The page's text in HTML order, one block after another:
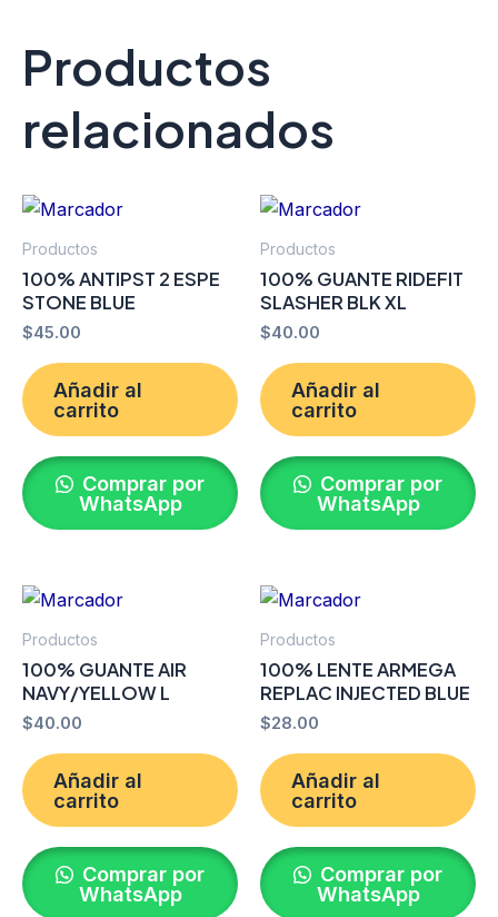
Productos
relacionados
Productos
100% ANTIPST 2 ESPE
STONE BLUE
$45.00
Añadir al
carrito
Comprar por
WhatsApp
Productos
100% GUANTE RIDEFIT
SLASHER BLK XL
$40.00
Añadir al
carrito
Comprar por
WhatsApp
Productos
100% GUANTE AIR
NAVY/YELLOW L
$40.00
Añadir al
carrito
Comprar por
WhatsApp
Productos
100% LENTE ARMEGA
REPLAC INJECTED BLUE
$28.00
Añadir al
carrito
Comprar por
WhatsApp